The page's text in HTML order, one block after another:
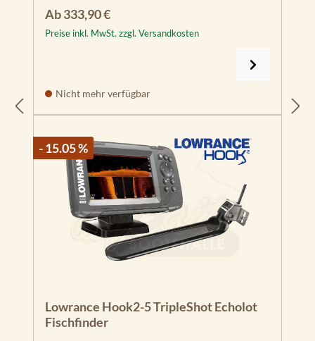
Regulärer Preis:
Ab333,90 €
Preise inkl. MwSt. zzgl. Versandkosten
Nicht mehr verfügbar
- 15.05 %
Lowrance Hook2-5 TripleShot Echolot
Fischfinder